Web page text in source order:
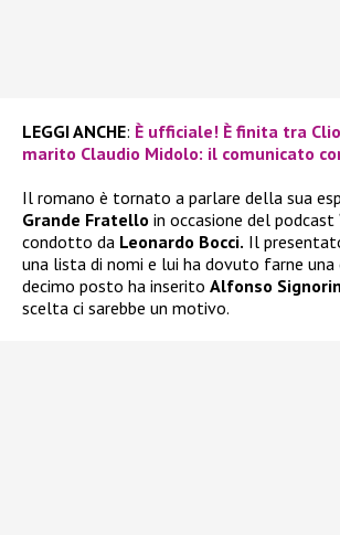
LEGGI ANCHE: È ufficiale! È finita tra
marito Claudio Midolo: il comunicato
Il romano è tornato a parlare della sua
Grande Fratello in occasione del podcast
condotto da Leonardo Bocci. Il
una lista di nomi e lui ha dovuto farne una
decimo posto ha inserito Alfonso
scelta ci sarebbe un motivo.